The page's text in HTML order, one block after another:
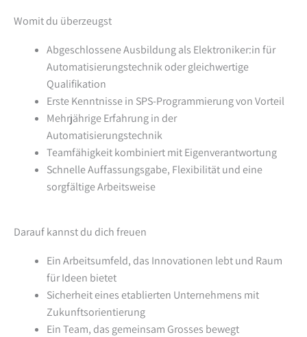
Womit du überzeugst
Abgeschlossene Ausbildung als Elektroniker:in für
Automatisierungstechnik oder gleichwertige
Qualifikation
Erste Kenntnisse in SPS-Programmierung von Vorteil
Mehrjährige Erfahrung in der
Automatisierungstechnik
Teamfähigkeit kombiniert mit Eigenverantwortung
Schnelle Auffassungsgabe, Flexibilität und eine
sorgfältige Arbeitsweise
Darauf kannst du dich freuen
Ein Arbeitsumfeld, das Innovationen lebt und Raum
für Ideen bietet
Sicherheit eines etablierten Unternehmens mit
Zukunftsorientierung
Ein Team, das gemeinsam Grosses bewegt